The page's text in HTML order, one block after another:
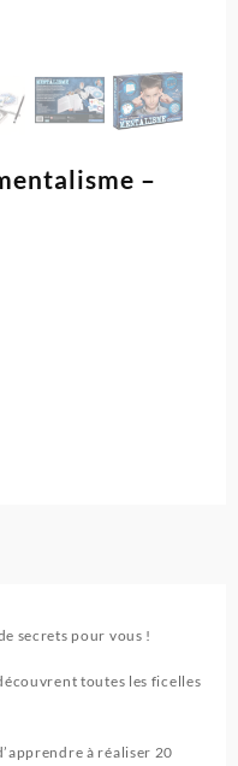
–
secrets pour vous !
toutes les ficelles
à réaliser 20